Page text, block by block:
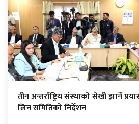
तीन अन्तर्राष्ट्रिय संस्थाको सेखी झार्ने
लिन समितिको निर्देशन